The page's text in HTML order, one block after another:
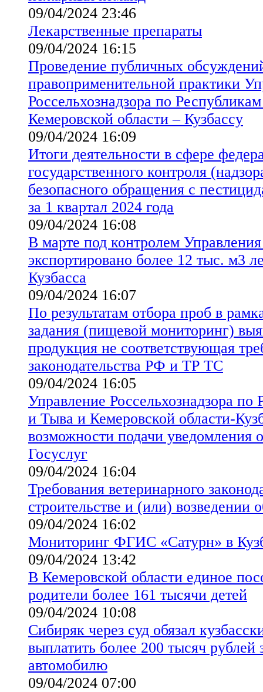
09/04/2024 23:46
Лекарственные препараты
09/04/2024 16:15
Проведение публичных
правоприменительной практики
Россельхознадзора по
Кемеровской области – Кузбассу
09/04/2024 16:09
Итоги деятельности в сфере
государственного контроля
безопасного обращения с
за 1 квартал 2024 года
09/04/2024 16:08
В марте под контролем Управления
экспортировано более 12 тыс. м3
Кузбасса
09/04/2024 16:07
По результатам отбора проб в
задания (пищевой мониторинг)
продукция не соответствующая
законодательства РФ и ТР ТС
09/04/2024 16:05
Управление Россельхознадзора
и Тыва и Кемеровской области-
возможности подачи
Госуслуг
09/04/2024 16:04
Требования ветеринарного
строительстве и (или) возведении
09/04/2024 16:02
Мониторинг ФГИС «Сатурн» в
09/04/2024 13:42
В Кемеровской области единое
родители более 161 тысячи детей
09/04/2024 10:08
Сибиряк через суд обязал
выплатить более 200 тысяч рублей
автомобилю
09/04/2024 07:00